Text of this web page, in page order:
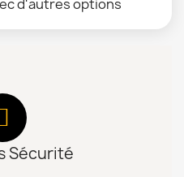
d'autres options
Sécurité